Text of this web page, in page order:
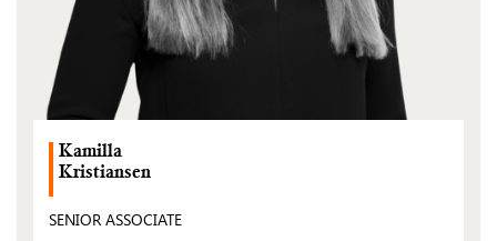
Kamilla
Kristiansen
SENIOR ASSOCIATE